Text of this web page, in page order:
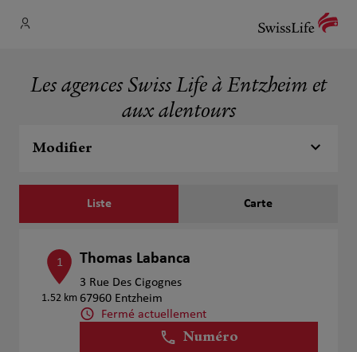
Les agences Swiss Life à Entzheim et
aux alentours
Modifier
Liste Carte
1
1.52 km
Thomas Labanca
3 Rue Des Cigognes
67960 Entzheim
Fermé actuellement
Numéro